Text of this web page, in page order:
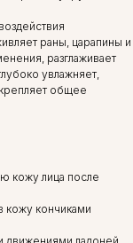
раны, царапины и
разглаживает
увлажняет,
общее
кожу лица после
кожу кончиками